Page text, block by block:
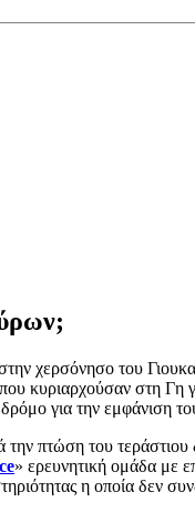
χερσόνησο του
κυριαρχούσαν στη Γη
δρόμο για την εμφάνιση
πτώση του
» ερευνητική ομάδα με
η οποία δεν